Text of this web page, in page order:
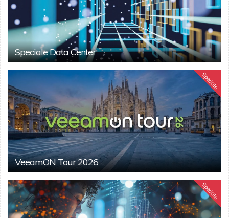
Speciale Data Center
Speciale
VeeamON Tour 2026
Speciale